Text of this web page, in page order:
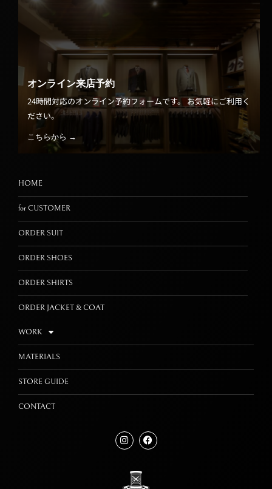
オンライン来店予約
24時間対応のオンライン予約フォームです。 お気軽にご利用く
ださい。
こちらから →
HOME
for CUSTOMER
ORDER SUIT
ORDER SHOES
ORDER SHIRTS
ORDER JACKET & COAT
WORK
MATERIALS
STORE GUIDE
CONTACT